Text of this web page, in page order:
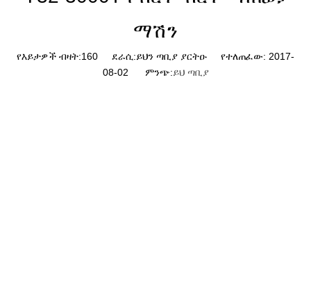
ማሽን
የእይታዎች ብዛት:160 ደራሲ:ይህን ጣቢያ ያርትዑ የተለጠፈው: 2017-
08-02 ምንጭ:ይህ ጣቢያ